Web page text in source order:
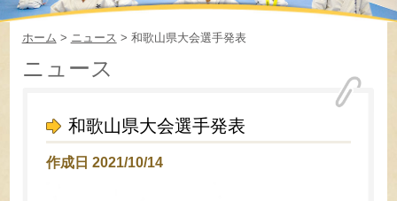
ホーム > ニュース > 和歌山県大会選手発表
ニュース
和歌山県大会選手発表
作成日 2021/10/14